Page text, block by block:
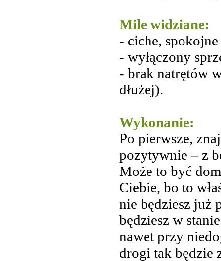
Mile widziane:
- ciche,
- wyłączony
- brak natrętów
dłużej).
Wykonanie:
Po pierwsze,
pozytywnie – z
Może to być
Ciebie, bo to
nie będziesz już
będziesz w
nawet przy
drogi tak będzie